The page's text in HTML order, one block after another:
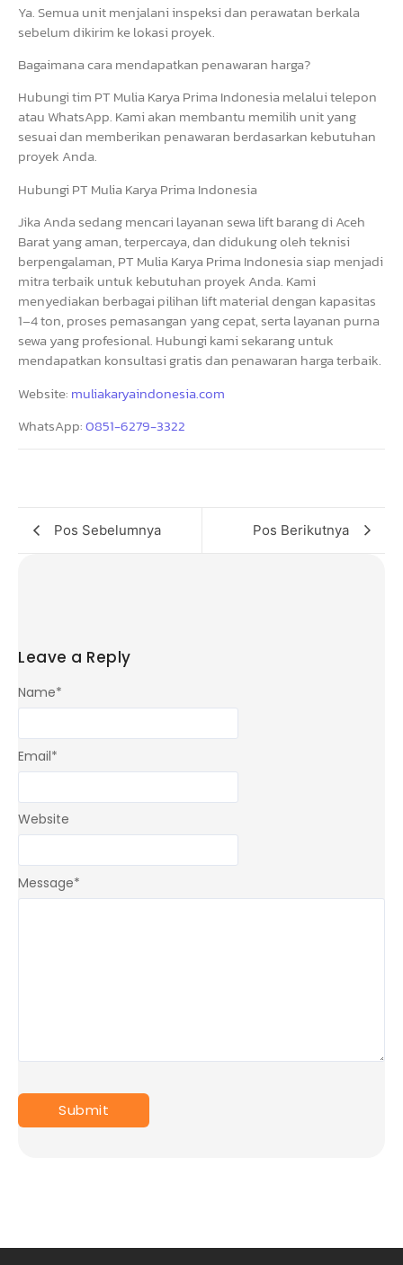
Ya. Semua unit menjalani inspeksi dan perawatan berkala
sebelum dikirim ke lokasi proyek.
Bagaimana cara mendapatkan penawaran harga?
Hubungi tim PT Mulia Karya Prima Indonesia melalui telepon
atau WhatsApp. Kami akan membantu memilih unit yang
sesuai dan memberikan penawaran berdasarkan kebutuhan
proyek Anda.
Hubungi PT Mulia Karya Prima Indonesia
Jika Anda sedang mencari layanan sewa lift barang di Aceh
Barat yang aman, terpercaya, dan didukung oleh teknisi
berpengalaman, PT Mulia Karya Prima Indonesia siap menjadi
mitra terbaik untuk kebutuhan proyek Anda. Kami
menyediakan berbagai pilihan lift material dengan kapasitas
1–4 ton, proses pemasangan yang cepat, serta layanan purna
sewa yang profesional. Hubungi kami sekarang untuk
mendapatkan konsultasi gratis dan penawaran harga terbaik.
Website: muliakaryaindonesia.com
WhatsApp:0851-6279-3322
Pos Sebelumnya Pos Berikutnya
Leave a Reply
Message*
Name*
Email*
Website